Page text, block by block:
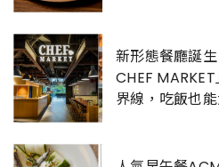
新形態餐廳誕
CHEF
界線，吃飯也